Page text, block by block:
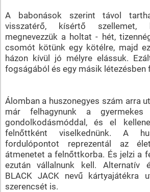
A babonások szerint távol
visszatérő, kísértő
megnevezzük a holtat - hét,
csomót kötünk egy kötélre, majd
házon kívül jó mélyre elássuk.
fogságából és egy másik létezésben
Álomban a huszonegyes szám arra
már felhagynunk a gyermekes
gondolkodásmóddal, és el
felnőttként viselkednünk. A
fordulópontot reprezentál az
átmenetet a felnőttkorba. És jelzi a
ezután vállalnunk kell. Alternatív
BLACK JACK nevű kártyajátékra
szerencsét is.